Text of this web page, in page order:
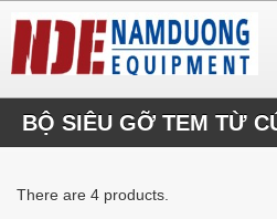
BỘ SIÊU GỠ TEM TỪ
There are 4 products.